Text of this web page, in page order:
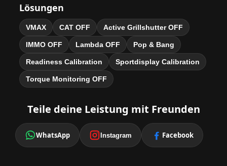
Lösungen
VMAX CAT OFF Active Grillshutter OFF
IMMO OFF Lambda OFF Pop & Bang
Readiness Calibration Sportdisplay Calibration
Torque Monitoring OFF
Teile deine Leistung mit Freunden
WhatsApp Instagram Facebook